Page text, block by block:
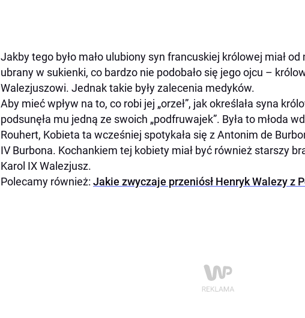
Jakby tego było mało ulubiony syn francuskiej królowej miał
ubrany w sukienki, co bardzo nie podobało się jego ojcu –
Walezjuszowi. Jednak takie były zalecenia medyków.
Aby mieć wpływ na to, co robi jej „orzeł”, jak określała syna
podsunęła mu jedną ze swoich „podfruwajek”. Była to młoda
Rouhert, Kobieta ta wcześniej spotykała się z Antonim de
IV Burbona. Kochankiem tej kobiety miał być również starszy
Karol IX Walezjusz.
Polecamy również: Jakie zwyczaje przeniósł Henryk Walezy z